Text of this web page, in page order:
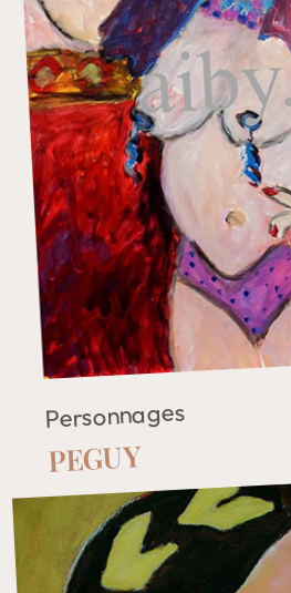
Personnages
PEGUY